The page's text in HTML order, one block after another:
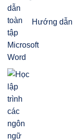
Hướng dẫn